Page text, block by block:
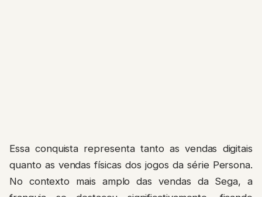
Essa conquista representa tanto as vendas digitais
quanto as vendas físicas dos jogos da série Persona.
No contexto mais amplo das vendas da Sega, a